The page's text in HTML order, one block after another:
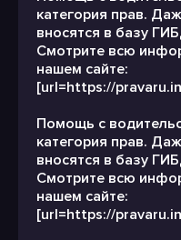
категория прав.
вносятся в базу
Смотрите всю
нашем сайте:
[url=https://
Помощь с
категория прав.
вносятся в базу
Смотрите всю
нашем сайте:
[url=https://